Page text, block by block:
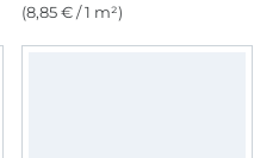
(8,85 € / 1 m²)